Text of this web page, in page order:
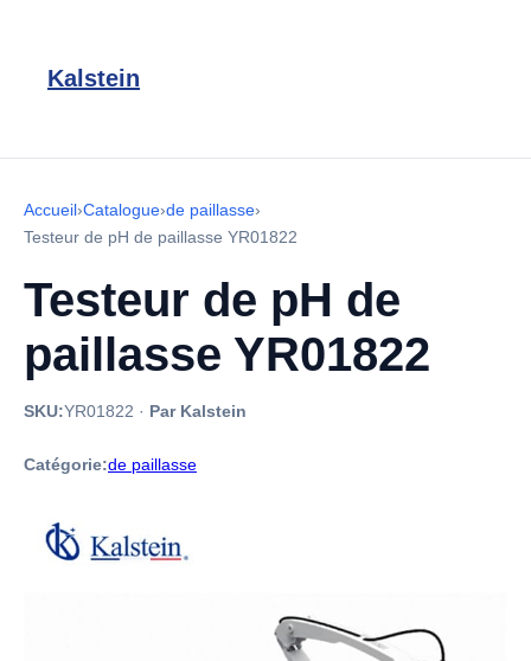
Kalstein
Accueil›Catalogue›de paillasse›
Testeur de pH de paillasse YR01822
Testeur de pH de
paillasse YR01822
SKU:YR01822 · Par Kalstein
Catégorie:de paillasse